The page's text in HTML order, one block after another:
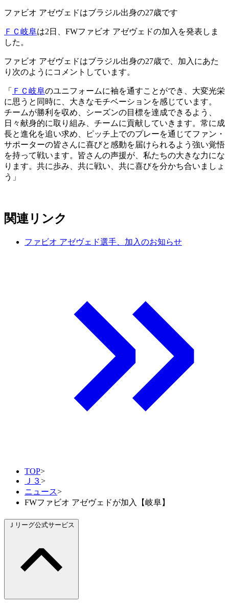
ファビオ アゼヴェドはブラジル出身の27歳です
ＦＣ岐阜は2日、FWファビオ アゼヴェドの加入を発表しま
した。
ファビオ アゼヴェドはブラジル出身の27歳で、加入にあた
り次のようにコメントしています。
「 ＦＣ岐阜のユニフォームに袖を通すことができ、大変光栄
に思うと同時に、大きなモチベーションを感じています。
チームが勝利を収め、シーズンの目標を達成できるよう、
日々献身的に取り組み、チームに貢献していきます。常に成
長と進化を追い求め、ピッチ上でのプレーを通じてファン・
サポーターの皆さんに喜びと感動を届けられるよう強い覚悟
を持って戦います。皆さんの声援が、私たちの大きな力にな
ります。共に歩み、共に戦い、共に喜びを分かち合いましょ
う」
関連リンク
ファビオ アゼヴェド選手、加入のお知らせ
TOP>
Ｊ３>
ニュース>
FWファビオ アゼヴェドが加入【岐阜】
Ｊリーグ公式サービス